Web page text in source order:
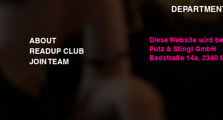
ABOUT
READUP CLUB
JOIN TEAM
Diese Website wird
Putz & Stingl GmbH
Badstraße 14a, 2340